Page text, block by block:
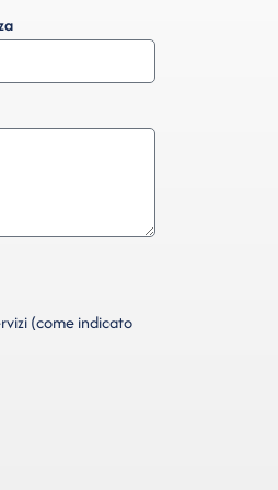
(come indicato